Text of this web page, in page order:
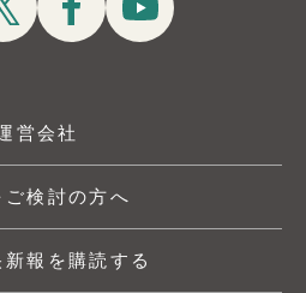
営会社
ご検討の方へ
報を購読する